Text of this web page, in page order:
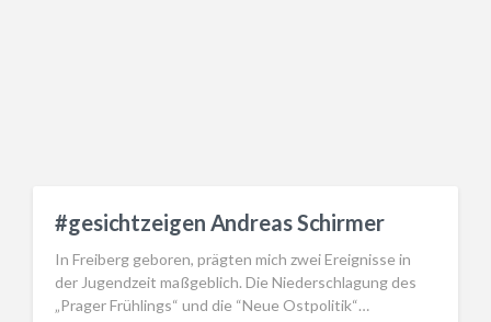
#gesichtzeigen Andreas Schirmer
In Freiberg geboren, prägten mich zwei Ereignisse in
der Jugendzeit maßgeblich. Die Niederschlagung des
„Prager Frühlings“ und die “Neue Ostpolitik“…